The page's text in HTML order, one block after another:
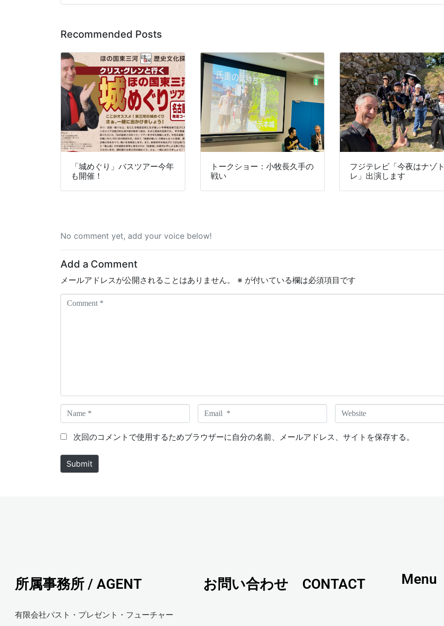
Recommended Posts
「城めぐり」バスツアー今年
も開催！
トークショー：小牧長久手の
戦い
フジテレビ「今夜はナゾ
レ」出演します
No comment yet, add your voice below!
Add a Comment
メールアドレスが公開されることはありません。 ※ が付いている欄は必須項目です
a
m
*
m
a
W
e
次回のコメントで使用するためブラウザーに自分の名前、メールアドレス、サイトを保存する。
Submit
所属事務所 / AGENT
有限会社パスト・プレゼント・フューチャー
お問い合わせ CONTACT Menu